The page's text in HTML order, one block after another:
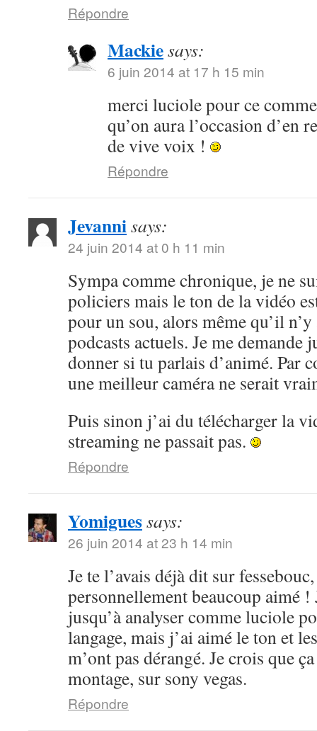
Répondre
Mackiesays:
6 juin 2014 at 17 h 15 min
merci luciole pour ce
qu’on aura l’occasion d’en
de vive voix !
Répondre
Jevannisays:
24 juin 2014 at 0 h 11 min
Sympa comme chronique, je ne
policiers mais le ton de la vidéo
pour un sou, alors même qu’il
podcasts actuels. Je me demande
donner si tu parlais d’animé. Par
une meilleur caméra ne serait
Puis sinon j’ai du télécharger la
streaming ne passait pas.
Répondre
Yomiguessays:
26 juin 2014 at 23 h 14 min
Je te l’avais déjà dit sur
personnellement beaucoup aimé !
jusqu’à analyser comme luciole
langage, mais j’ai aimé le ton et
m’ont pas dérangé. Je crois que
montage, sur sony vegas.
Répondre